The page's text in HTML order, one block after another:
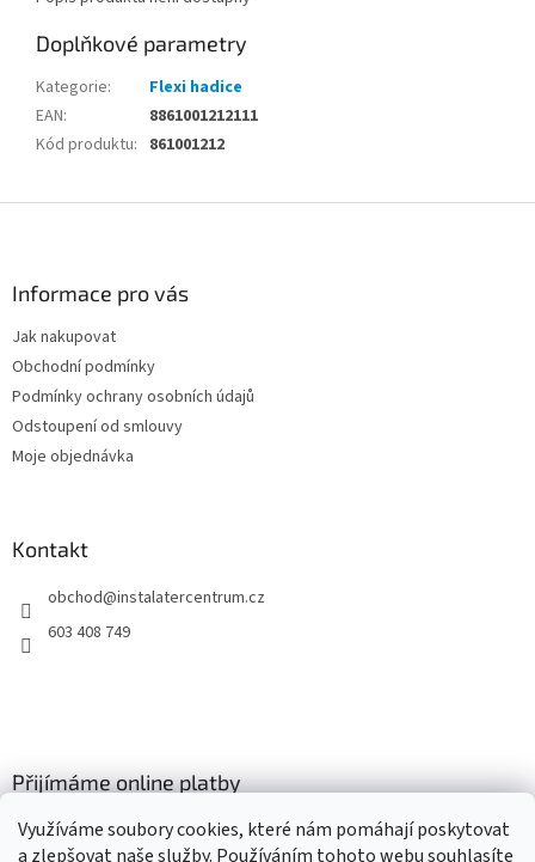
Využíváme soubory cookies, které nám pomáhají poskytovat
a zlepšovat naše služby. Používáním tohoto webu souhlasíte
Doplňkové parametry
Kategorie:
Flexi hadice
EAN:
8861001212111
Kód produktu: 861001212
Informace pro vás
Jak nakupovat
Obchodní podmínky
Podmínky ochrany osobních údajů
Odstoupení od smlouvy
Moje objednávka
Kontakt
obchod@instalatercentrum.cz
603 408 749
Přijímáme online platby